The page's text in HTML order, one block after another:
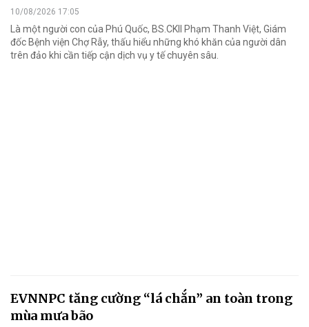
10/08/2026 17:05
Là một người con của Phú Quốc, BS.CKII Phạm Thanh Việt, Giám
đốc Bệnh viện Chợ Rẫy, thấu hiểu những khó khăn của người dân
trên đảo khi cần tiếp cận dịch vụ y tế chuyên sâu.
EVNNPC tăng cường “lá chắn” an toàn trong
mùa mưa bão